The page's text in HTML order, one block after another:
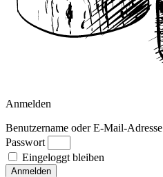
Anmelden
Benutzername oder E-Mail-Adresse
Passwort
Eingeloggt bleiben
Anmelden